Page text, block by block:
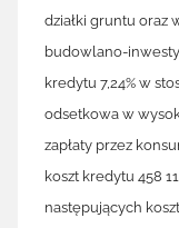
działki gruntu oraz
budowlano-
kredytu 7,24% w
odsetkowa w
zapłaty przez
koszt kredytu 458
następujących